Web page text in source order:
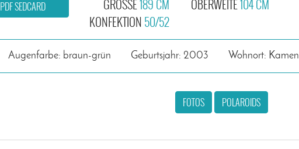
GRÖSSE189 CM
KONFEKTION 50/52
OBERWEITE104 CM
PDF SEDCARD
Augenfarbe: braun-grün Geburtsjahr: 2003 Wohnort: Kamen
FOTOS POLAROIDS